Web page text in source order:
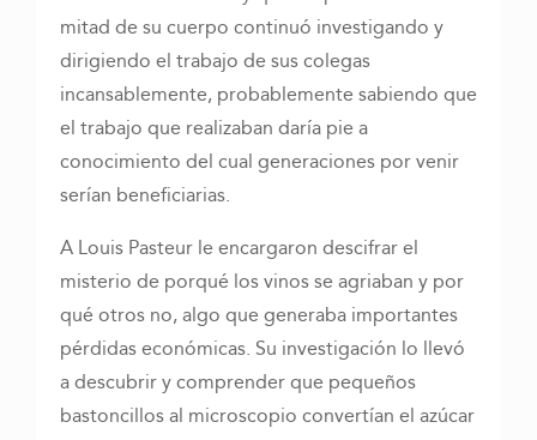
mitad de su cuerpo continuó investigando y
dirigiendo el trabajo de sus colegas
incansablemente, probablemente sabiendo que
el trabajo que realizaban daría pie a
conocimiento del cual generaciones por venir
serían beneficiarias.
A Louis Pasteur le encargaron descifrar el
misterio de porqué los vinos se agriaban y por
qué otros no, algo que generaba importantes
pérdidas económicas. Su investigación lo llevó
a descubrir y comprender que pequeños
bastoncillos al microscopio convertían el azúcar